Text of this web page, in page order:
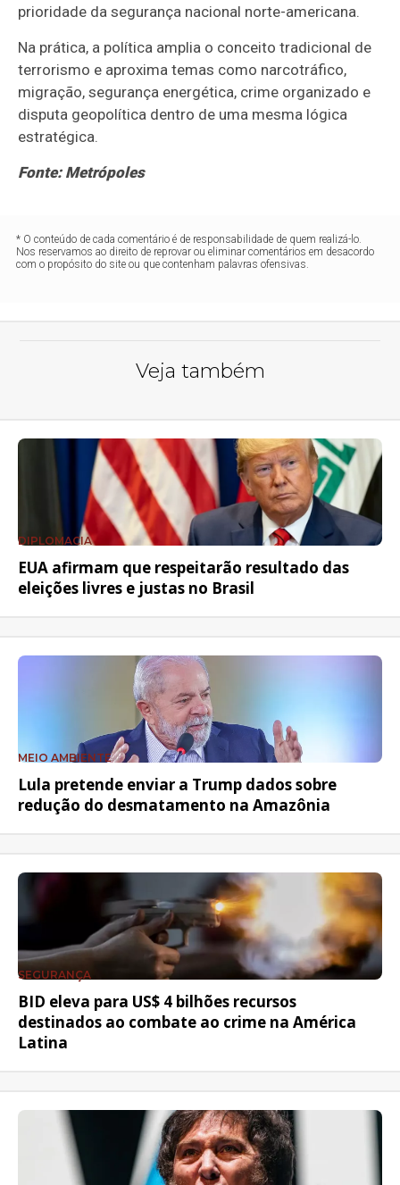
prioridade da segurança nacional norte-americana.
Na prática, a política amplia o conceito tradicional de
terrorismo e aproxima temas como narcotráfico,
migração, segurança energética, crime organizado e
disputa geopolítica dentro de uma mesma lógica
estratégica.
Fonte: Metrópoles
* O conteúdo de cada comentário é de responsabilidade de quem realizá-lo.
Nos reservamos ao direito de reprovar ou eliminar comentários em desacordo
com o propósito do site ou que contenham palavras ofensivas.
Veja também
DIPLOMACIA
EUA afirmam que respeitarão resultado das
eleições livres e justas no Brasil
MEIO AMBIENTE
Lula pretende enviar a Trump dados sobre
redução do desmatamento na Amazônia
SEGURANÇA
BID eleva para US$ 4 bilhões recursos
destinados ao combate ao crime na América
Latina